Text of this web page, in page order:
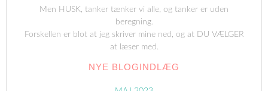
Men HUSK, tanker tænker vi alle, og tanker er uden
beregning.
Forskellen er blot at jeg skriver mine ned, og at DU VÆLGER
at læser med.
NYE BLOGINDLÆG